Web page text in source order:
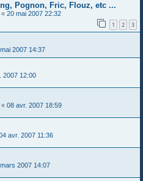
Pognon, Fric, Flouz, etc ...
« 20 mai 2007 22:32
1 2 3
2007 14:37
2007 12:00
« 08 avr. 2007 18:59
avr. 2007 11:36
2007 14:07